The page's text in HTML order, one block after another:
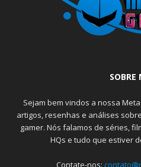
SOBRE
Sejam bem vindos a nossa
artigos, resenhas e análises
gamer. Nós falamos de séries,
HQs e tudo que estiver
Contate-nos: